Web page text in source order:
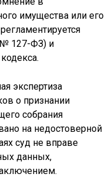
имущества или его
127-ФЗ) и
экспертиза
о признании
собрания
на недостоверной
суд не вправе
данных,